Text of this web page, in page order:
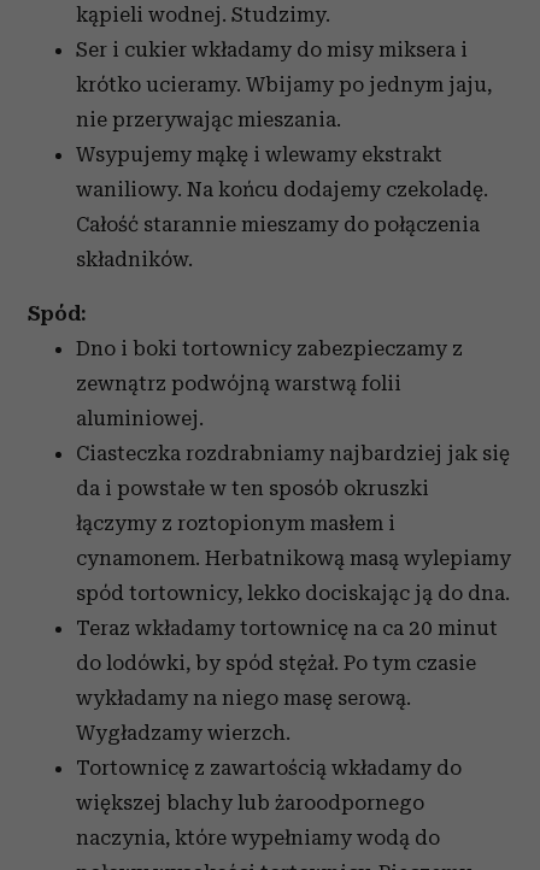
kąpieli wodnej. Studzimy.
Ser i cukier wkładamy do misy miksera i
krótko ucieramy. Wbijamy po jednym jaju,
nie przerywając mieszania.
Wsypujemy mąkę i wlewamy ekstrakt
waniliowy. Na końcu dodajemy czekoladę.
Całość starannie mieszamy do połączenia
składników.
Spód:
Dno i boki tortownicy zabezpieczamy z
zewnątrz podwójną warstwą folii
aluminiowej.
Ciasteczka rozdrabniamy najbardziej jak się
da i powstałe w ten sposób okruszki
łączymy z roztopionym masłem i
cynamonem. Herbatnikową masą wylepiamy
spód tortownicy, lekko dociskając ją do dna.
Teraz wkładamy tortownicę na ca 20 minut
do lodówki, by spód stężał. Po tym czasie
wykładamy na niego masę serową.
Wygładzamy wierzch.
Tortownicę z zawartością wkładamy do
większej blachy lub żaroodpornego
naczynia, które wypełniamy wodą do